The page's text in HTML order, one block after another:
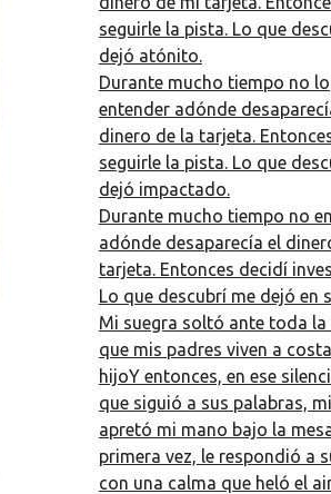
seguirle la pista. Lo que
dejó atónito.
Durante mucho tiempo no
entender adónde
dinero de la tarjeta.
seguirle la pista. Lo que
dejó impactado.
Durante mucho tiempo no
adónde desaparecía el
tarjeta. Entonces decidí
Lo que descubrí me dejó en
Mi suegra soltó ante toda
que mis padres viven a
hijoY entonces, en ese
que siguió a sus palabras,
apretó mi mano bajo la
primera vez, le respondió a
con una calma que heló el